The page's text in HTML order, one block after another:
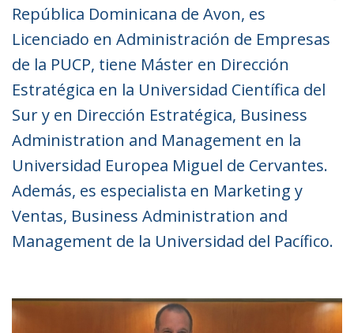
República Dominicana de Avon, es
Licenciado en Administración de Empresas
de la PUCP, tiene Máster en Dirección
Estratégica en la Universidad Científica del
Sur y en Dirección Estratégica, Business
Administration and Management en la
Universidad Europea Miguel de Cervantes.
Además, es especialista en Marketing y
Ventas, Business Administration and
Management de la Universidad del Pacífico.